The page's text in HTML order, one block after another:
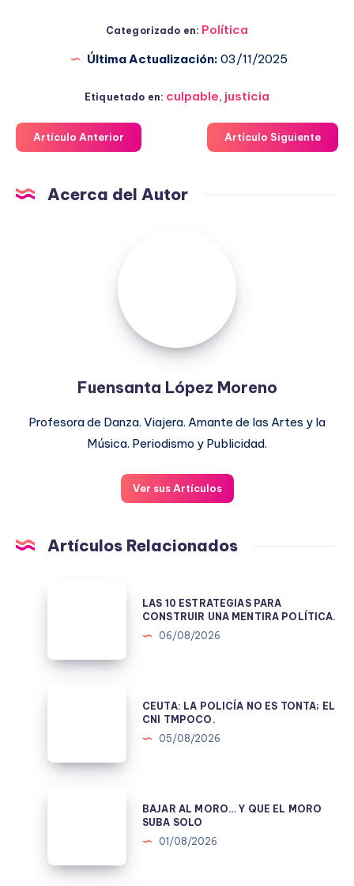
Categorizado en: Política
Última Actualización: 03/11/2025
Etiquetado en: culpable, justicia
Artículo Anterior Artículo Siguiente
Acerca del Autor
Fuensanta López Moreno
Profesora de Danza. Viajera. Amante de las Artes y la
Música. Periodismo y Publicidad.
Ver sus Artículos
Artículos Relacionados
CONSTRUIR
LAS 10 ESTRATEGIAS PARA
CONSTRUIR UNA MENTIRA POLÍTICA.
06/08/2026
ES
CEUTA: LA POLICÍA NO ES TONTA; EL
CNI TMPOCO.
05/08/2026
QUE
BAJAR AL MORO… Y QUE EL MORO
SUBA SOLO
01/08/2026